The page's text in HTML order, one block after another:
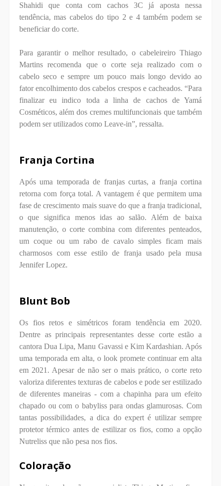
Shahidi que conta com cachos 3C já aposta nessa
tendência, mas cabelos do tipo 2 e 4 também podem se
beneficiar do corte.
Para garantir o melhor resultado, o cabeleireiro Thiago
Martins recomenda que o corte seja realizado com o
cabelo seco e sempre um pouco mais longo devido ao
fator encolhimento dos cabelos crespos e cacheados. “Para
finalizar eu indico toda a linha de cachos de Yamá
Cosméticos, além dos cremes multifuncionais que também
podem ser utilizados como Leave-in”, ressalta.
Franja Cortina
Após uma temporada de franjas curtas, a franja cortina
retorna com força total. A vantagem é que permitem uma
fase de crescimento mais suave do que a franja tradicional,
o que significa menos idas ao salão. Além de baixa
manutenção, o corte combina com diferentes penteados,
um coque ou um rabo de cavalo simples ficam mais
charmosos com esse estilo de franja usado pela musa
Jennifer Lopez.
Blunt Bob
Os fios retos e simétricos foram tendência em 2020.
Dentre as principais representantes desse corte estão a
cantora Dua Lipa, Manu Gavassi e Kim Kardashian. Após
uma temporada em alta, o look promete continuar em alta
em 2021. Apesar de não ser o mais prático, o corte reto
valoriza diferentes texturas de cabelos e pode ser estilizado
de diferentes maneiras - com a chapinha para um efeito
chapado ou com o babyliss para ondas glamurosas. Com
tantas possibilidades, a dica do expert é utilizar sempre
protetor térmico antes de estilizar os fios, como a opção
Nutreliss que não pesa nos fios.
Coloração